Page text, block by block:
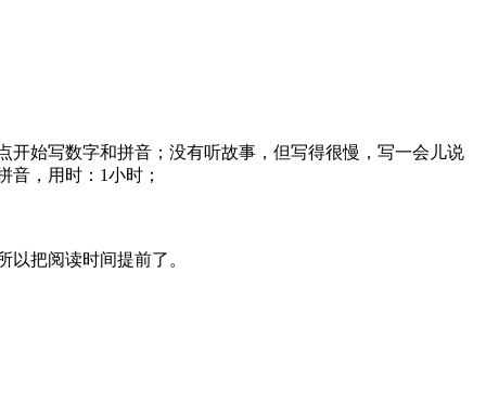
始写数字和拼音；没有听故事，但写得很慢，写一会儿说
，用时：1小时；
把阅读时间提前了。